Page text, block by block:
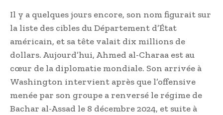
Il y a quelques jours encore, son nom figurait sur
la liste des cibles du Département d’État
américain, et sa tête valait dix millions de
dollars. Aujourd’hui, Ahmed al-Charaa est au
cœur de la diplomatie mondiale. Son arrivée à
Washington intervient après que l’offensive
menée par son groupe a renversé le régime de
Bachar al-Assad le 8 décembre 2024, et suite à